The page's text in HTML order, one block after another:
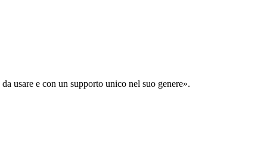
usare e con un supporto unico nel suo genere».